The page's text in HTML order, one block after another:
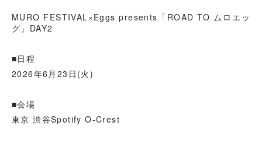
MURO FESTIVAL×Eggs presents「ROAD TO ムロエッ
グ」DAY2
■日程
2026年6月23日(火)
■会場
東京 渋谷Spotify O-Crest